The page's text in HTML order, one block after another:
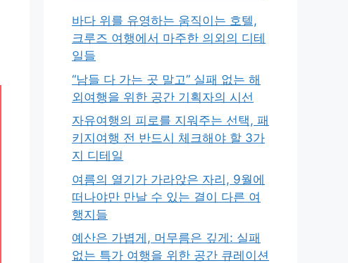
바다 위를 유영하는 움직이는 호텔,
크루즈 여행에서 마주한 의외의 디테
일들
“남들 다 가는 곳 말고” 실패 없는 해
외여행을 위한 공간 기획자의 시선
자유여행의 피로를 지워주는 선택, 패
키지여행 전 반드시 체크해야 할 3가
지 디테일
여름의 열기가 가라앉은 자리, 9월에
떠나야만 만날 수 있는 결이 다른 여
행지들
예산은 가볍게, 머무름은 깊게: 실패
없는 특가 여행을 위한 공간 큐레이션